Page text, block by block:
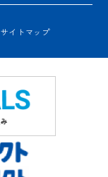
サイトマップ